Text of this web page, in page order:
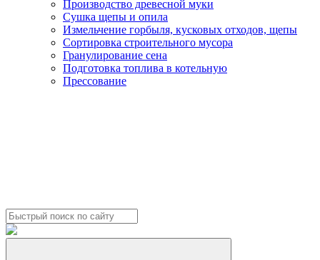
Производство древесной муки
Сушка щепы и опила
Измельчение горбыля, кусковых отходов, щепы
Сортировка строительного мусора
Гранулирование сена
Подготовка топлива в котельную
Прессование